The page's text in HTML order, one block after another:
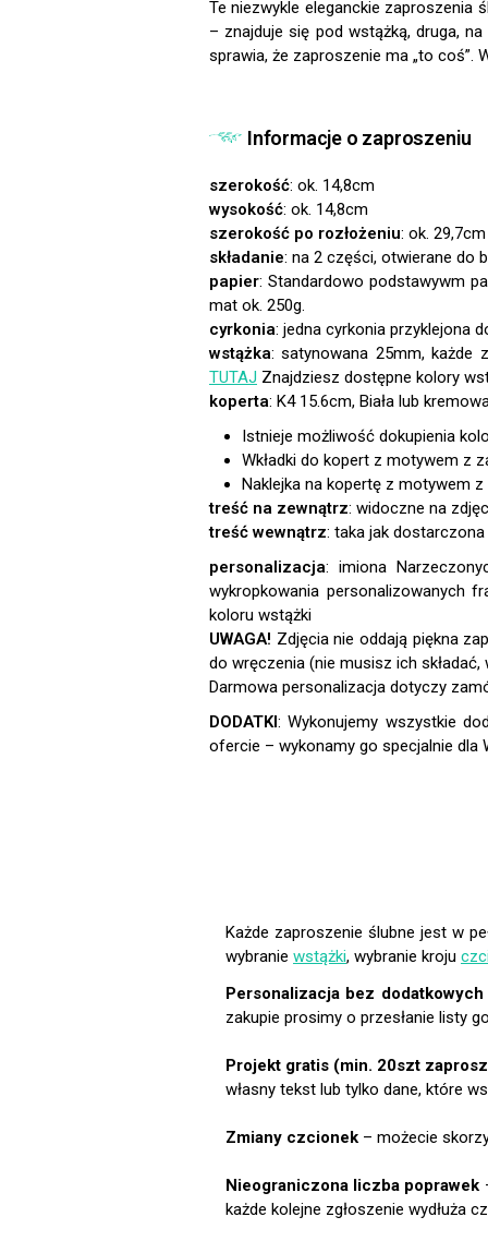
Te niezwykle eleganckie zaproszenia
– znajduje się pod wstążką, druga,
sprawia, że zaproszenie ma „to coś”.
Informacje o zaproszeniu
szerokość: ok. 14,8cm
wysokość: ok. 14,8cm
szerokość po rozłożeniu: ok. 29,7cm
składanie: na 2 części, otwierane do
papier:
cyrkonia: jedna cyrkonia przyklejona
wstążka: satynowana 25mm, każde
TUTAJ Znajdziesz dostępne kolory
koperta:
Istnieje możliwość dokupienia
Wkładki do kopert z motywem z
Naklejka na kopertę z motywem
treść na zewnątrz: widoczne na
treść wewnątrz: taka jak
personalizacja:
UWAGA!
DODATKI:
Każde zaproszenie ślubne jest w
wybranie wstążki, wybranie kroju
Personalizacja bez dodatkowych
zakupie prosimy o przesłanie listy
Projekt gratis (min. 20szt
własny tekst lub tylko dane, które
Zmiany czcionek – możecie
Nieograniczona liczba poprawek
każde kolejne zgłoszenie wydłuża